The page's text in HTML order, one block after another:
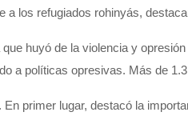
a los refugiados rohinyás,
huyó de la violencia y
a políticas opresivas. Más de
primer lugar, destacó la